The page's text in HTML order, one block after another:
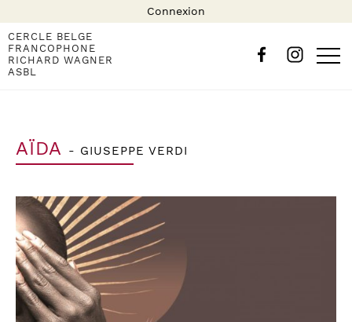
Connexion
CERCLE BELGE
FRANCOPHONE
RICHARD WAGNER
ASBL
AÏDA - GIUSEPPE VERDI